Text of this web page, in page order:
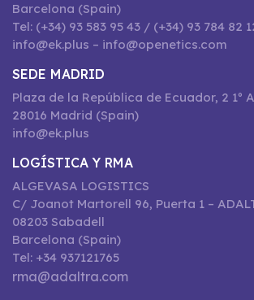
Barcelona (Spain)
Tel: (+34) 93 583 95 43 / (+34) 93 784 82
info@ek.plus – info@openetics.com
SEDE MADRID
Plaza de la República de Ecuador, 2 1º A
28016 Madrid (Spain)
info@ek.plus
LOGÍSTICA Y RMA
ALGEVASA LOGISTICS
C/ Joanot Martorell 96, Puerta 1 –
08203 Sabadell
Barcelona (Spain)
Tel: +34 937121765
rma@adaltra.com